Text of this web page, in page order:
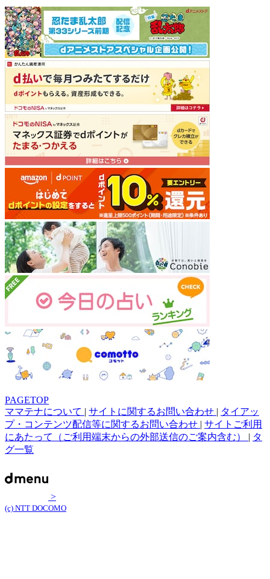
PAGETOP
ママテナについて | サイトに関するお問い合わせ | タイアッ
プ・コンテンツ配信等に関するお問い合わせ | サイトご利用
にあたって（ご利用端末からの外部送信のご案内含む） | タ
グ一覧
>
(c) NTT DOCOMO